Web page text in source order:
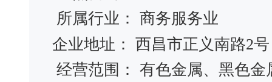
所属行业： 商务服务业
企业地址： 西昌市正义南路2号
经营范围： 有色金属、黑色